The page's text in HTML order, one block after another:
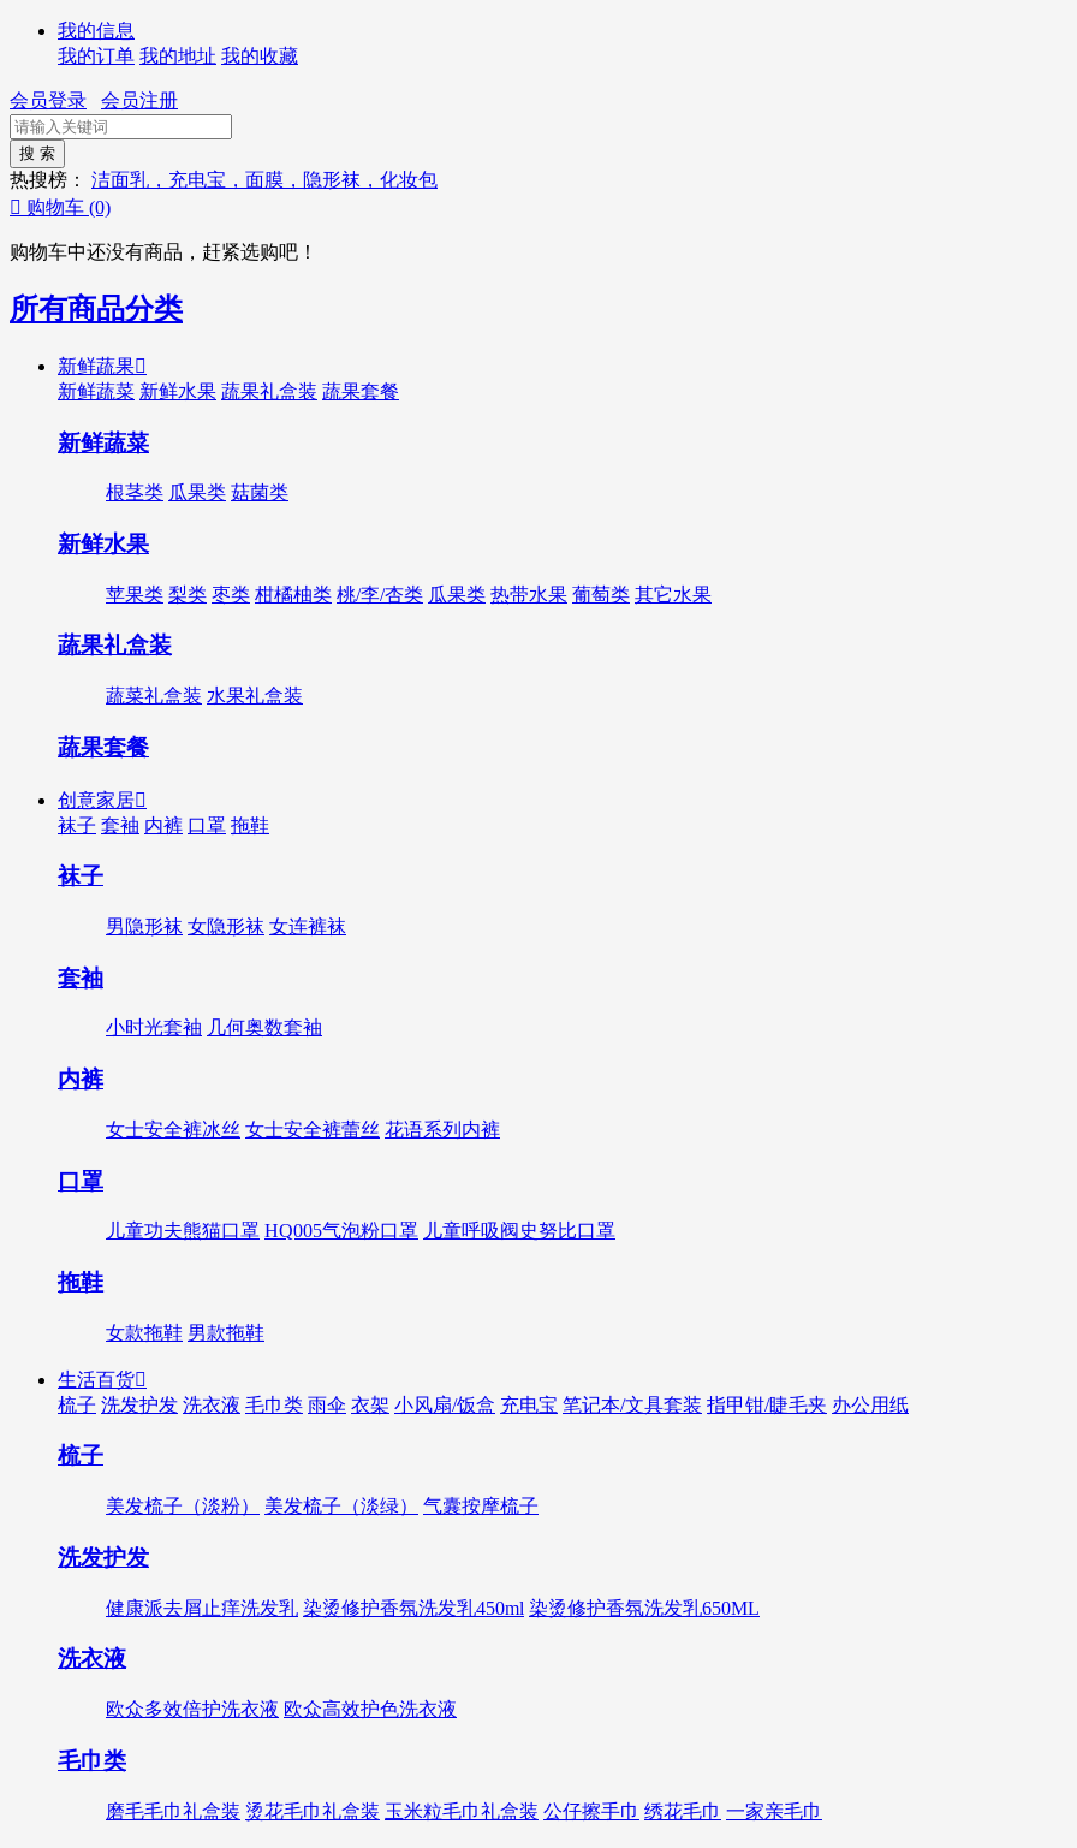
我的信息
我的订单 我的地址 我的收藏
会员登录 会员注册
热搜榜：
洁面乳，充电宝，面膜，隐形袜，化妆包
 购物车 (0)
购物车中还没有商品，赶紧选购吧！
所有商品分类
新鲜蔬果
新鲜蔬菜 新鲜水果 蔬果礼盒装 蔬果套餐
新鲜蔬菜
根茎类 瓜果类 菇菌类
新鲜水果
苹果类 梨类 枣类 柑橘柚类 桃/李/杏类 瓜果类 热带水果 葡萄类 其它水果
蔬果礼盒装
蔬菜礼盒装 水果礼盒装
蔬果套餐
创意家居
袜子 套袖 内裤 口罩 拖鞋
袜子
男隐形袜 女隐形袜 女连裤袜
套袖
小时光套袖 几何奥数套袖
内裤
女士安全裤冰丝 女士安全裤蕾丝 花语系列内裤
口罩
儿童功夫熊猫口罩 HQ005气泡粉口罩 儿童呼吸阀史努比口罩
拖鞋
女款拖鞋 男款拖鞋
生活百货
梳子 洗发护发 洗衣液 毛巾类 雨伞 衣架 小风扇/饭盒 充电宝 笔记本/文具套装 指甲钳/睫毛夹 办公用纸
梳子
美发梳子（淡粉） 美发梳子（淡绿） 气囊按摩梳子
洗发护发
健康派去屑止痒洗发乳 染烫修护香氛洗发乳450ml 染烫修护香氛洗发乳650ML
洗衣液
欧众多效倍护洗衣液 欧众高效护色洗衣液
毛巾类
磨毛毛巾礼盒装 烫花毛巾礼盒装 玉米粒毛巾礼盒装 公仔擦手巾 绣花毛巾 一家亲毛巾